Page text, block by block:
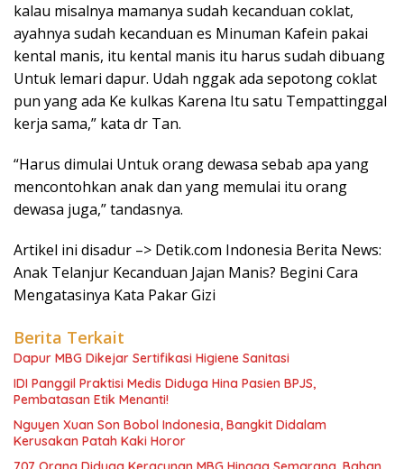
kalau misalnya mamanya sudah kecanduan coklat,
ayahnya sudah kecanduan es Minuman Kafein pakai
kental manis, itu kental manis itu harus sudah dibuang
Untuk lemari dapur. Udah nggak ada sepotong coklat
pun yang ada Ke kulkas Karena Itu satu Tempattinggal
kerja sama,” kata dr Tan.
“Harus dimulai Untuk orang dewasa sebab apa yang
mencontohkan anak dan yang memulai itu orang
dewasa juga,” tandasnya.
Artikel ini disadur –> Detik.com Indonesia Berita News:
Anak Telanjur Kecanduan Jajan Manis? Begini Cara
Mengatasinya Kata Pakar Gizi
Berita Terkait
Dapur MBG Dikejar Sertifikasi Higiene Sanitasi
IDI Panggil Praktisi Medis Diduga Hina Pasien BPJS,
Pembatasan Etik Menanti!
Nguyen Xuan Son Bobol Indonesia, Bangkit Didalam
Kerusakan Patah Kaki Horor